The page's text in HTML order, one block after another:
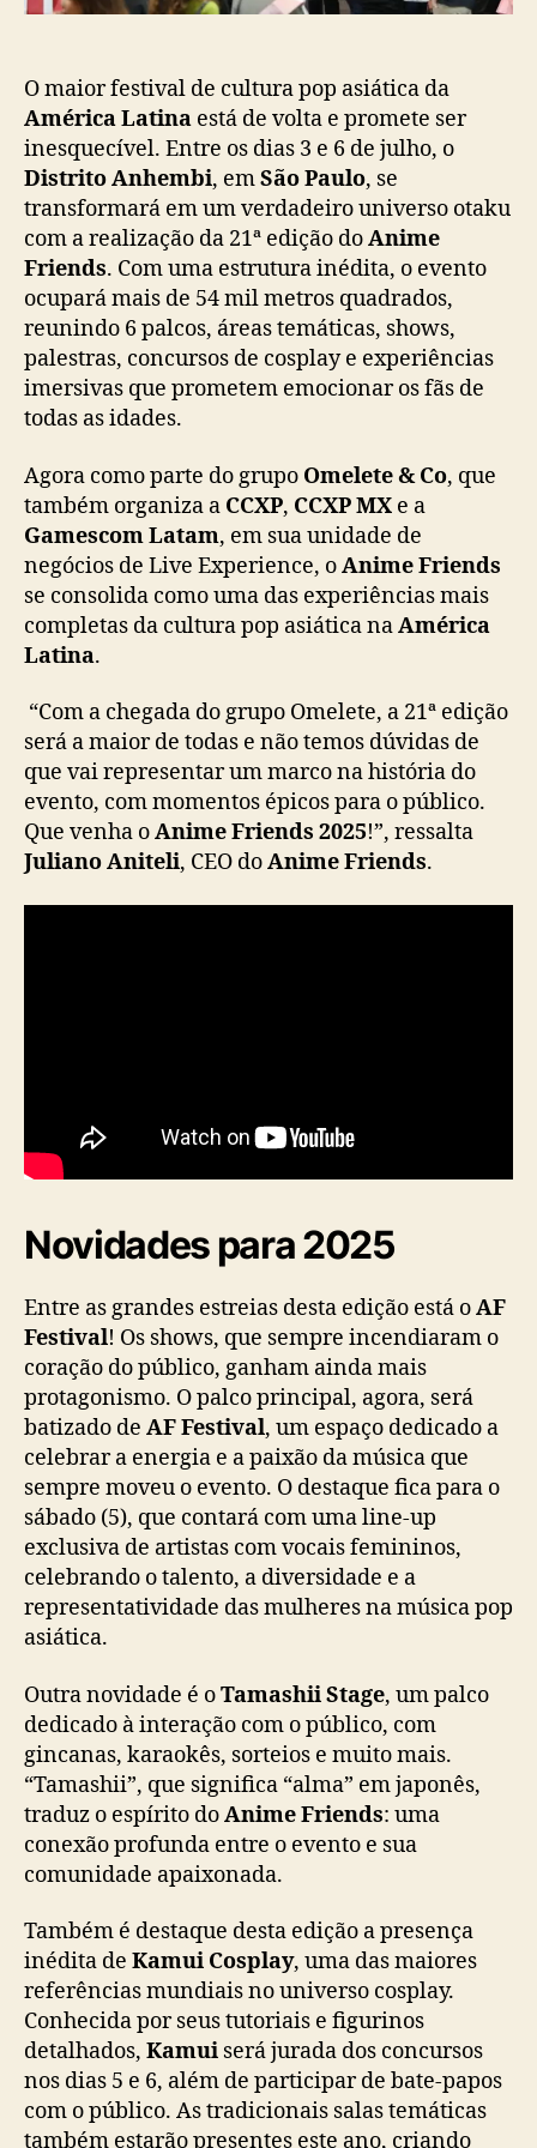
2
5
p
o
m
e
t
e
e
d
ç
h
i
s
t
ó
i
c
o
m
n
o
v
s
c
s
e
m
á
t
i
c
o
g
r
d
e
s
o
m
e
a
c
u
l
u
r
a
p
O maior festival de cultura pop asiática da
América Latina está de volta e promete ser
inesquecível. Entre os dias 3 e 6 de julho, o
Distrito Anhembi, emSão Paulo, se
transformará em um verdadeiro universo otaku
com a realização da 21ª edição doAnime
Friends. Com uma estrutura inédita, o evento
ocupará mais de 54 mil metros quadrados,
reunindo 6 palcos, áreas temáticas, shows,
palestras, concursos de cosplay e experiências
imersivas que prometem emocionar os fãs de
todas as idades.
Agora como parte do grupo Omelete & Co, que
também organiza a CCXP, CCXP MX e a
Gamescom Latam, em sua unidade de
negócios de Live Experience, oAnime Friends
se consolida como uma das experiências mais
completas da cultura pop asiática naAmérica
Latina.
“Com a chegada do grupo Omelete, a 21ª edição
será a maior de todas e não temos dúvidas de
que vai representar um marco na história do
evento, com momentos épicos para o público.
Que venha oAnime Friends 2025!”, ressalta
Juliano Aniteli, CEO doAnime Friends.
Novidades para 2025
Entre as grandes estreias desta edição está oAF
Festival! Os shows, que sempre incendiaram o
coração do público, ganham ainda mais
protagonismo. O palco principal, agora, será
batizado de AF Festival, um espaço dedicado a
celebrar a energia e a paixão da música que
sempre moveu o evento. O destaque fica para o
sábado (5), que contará com uma line-up
exclusiva de artistas com vocais femininos,
celebrando o talento, a diversidade e a
representatividade das mulheres na música pop
asiática.
Outra novidade é oTamashii Stage, um palco
dedicado à interação com o público, com
gincanas, karaokês, sorteios e muito mais.
“Tamashii”, que significa “alma” em japonês,
traduz o espírito doAnime Friends: uma
conexão profunda entre o evento e sua
comunidade apaixonada.
Também é destaque desta edição a presença
inédita de Kamui Cosplay, uma das maiores
referências mundiais no universo cosplay.
Conhecida por seus tutoriais e figurinos
detalhados, Kamui será jurada dos concursos
nos dias 5 e 6, além de participar de bate-papos
com o público. As tradicionais salas temáticas
também estarão presentes este ano, criando